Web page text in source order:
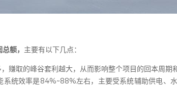
额， 主要有以下几点：
赚取的峰谷套利越大，从而影响整个项目的回本周期
统效率是84%~88%左右，主要受系统辅助供电、水